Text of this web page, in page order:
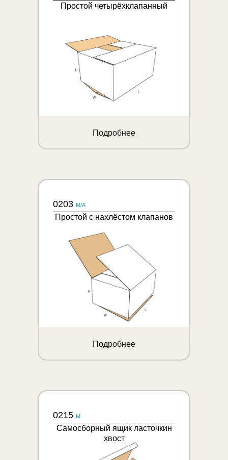
Простой четырёхклапанный
Подробнее
0203 M/A
Простой с нахлёстом клапанов
Подробнее
0215 M
Самосборный ящик ласточкин
хвост